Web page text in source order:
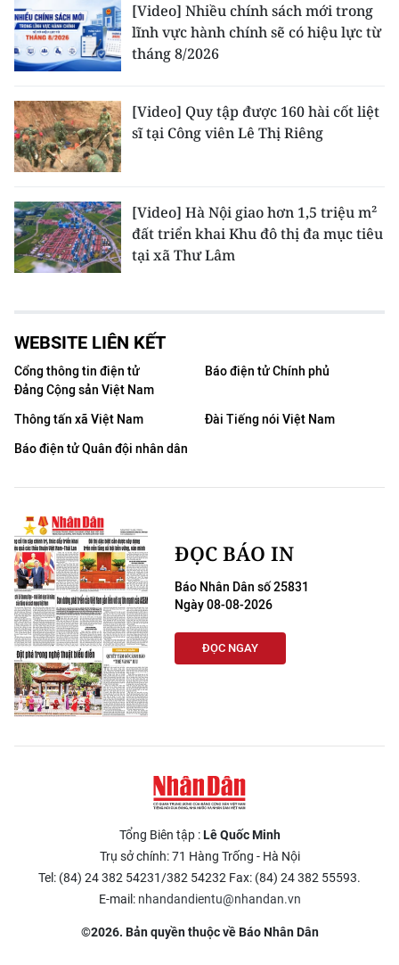
[Video] Nhiều chính sách mới trong
lĩnh vực hành chính sẽ có hiệu lực từ
tháng 8/2026
[Video] Quy tập được 160 hài cốt liệt
sĩ tại Công viên Lê Thị Riêng
[Video] Hà Nội giao hơn 1,5 triệu m²
đất triển khai Khu đô thị đa mục tiêu
tại xã Thư Lâm
WEBSITE LIÊN KẾT
Cổng thông tin điện tử
Đảng Cộng sản Việt Nam
Báo điện tử Chính phủ
Thông tấn xã Việt Nam
Đài Tiếng nói Việt Nam
Báo điện tử Quân đội nhân dân
ĐỌC BÁO IN
Báo Nhân Dân số 25831
Ngày 08-08-2026
ĐỌC NGAY
Tổng Biên tập :Lê Quốc Minh
Trụ sở chính: 71 Hàng Trống - Hà Nội
Tel: (84) 24 382 54231/382 54232 Fax: (84) 24 382 55593.
E-mail: nhandandientu@nhandan.vn
©2026. Bản quyền thuộc về Báo Nhân Dân